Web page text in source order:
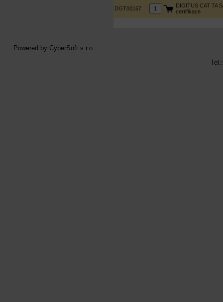
DGT00167
DIGITUS CAT 7A
certifikace
Powered by CyberSoft s.r.o.